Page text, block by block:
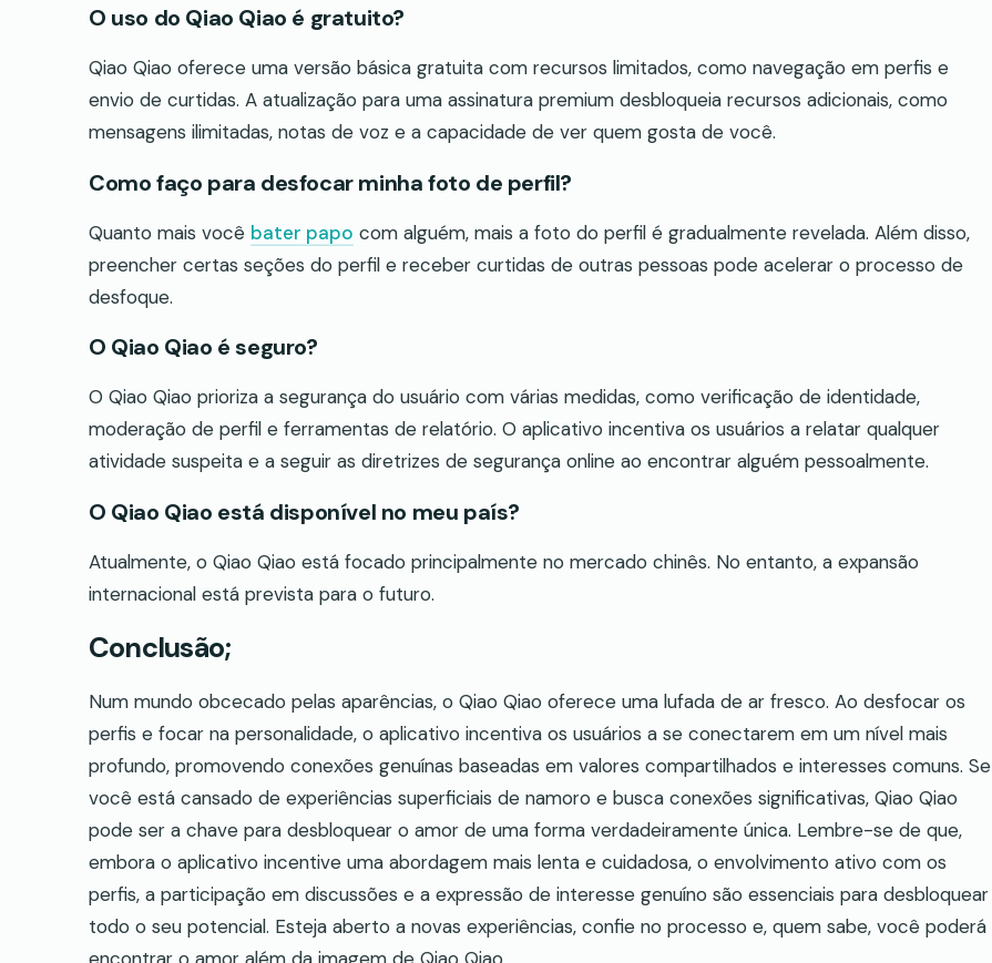
O uso do Qiao Qiao é gratuito?
Qiao Qiao oferece uma versão básica gratuita com recursos limitados, como navegação em perfis e
envio de curtidas. A atualização para uma assinatura premium desbloqueia recursos adicionais, como
mensagens ilimitadas, notas de voz e a capacidade de ver quem gosta de você.
Como faço para desfocar minha foto de perfil?
Quanto mais você bater papo com alguém, mais a foto do perfil é gradualmente revelada. Além disso,
preencher certas seções do perfil e receber curtidas de outras pessoas pode acelerar o processo de
desfoque.
O Qiao Qiao é seguro?
O Qiao Qiao prioriza a segurança do usuário com várias medidas, como verificação de identidade,
moderação de perfil e ferramentas de relatório. O aplicativo incentiva os usuários a relatar qualquer
atividade suspeita e a seguir as diretrizes de segurança online ao encontrar alguém pessoalmente.
O Qiao Qiao está disponível no meu país?
Atualmente, o Qiao Qiao está focado principalmente no mercado chinês. No entanto, a expansão
internacional está prevista para o futuro.
Conclusão;
Num mundo obcecado pelas aparências, o Qiao Qiao oferece uma lufada de ar fresco. Ao desfocar os
perfis e focar na personalidade, o aplicativo incentiva os usuários a se conectarem em um nível mais
profundo, promovendo conexões genuínas baseadas em valores compartilhados e interesses comuns. Se
você está cansado de experiências superficiais de namoro e busca conexões significativas, Qiao Qiao
pode ser a chave para desbloquear o amor de uma forma verdadeiramente única. Lembre-se de que,
embora o aplicativo incentive uma abordagem mais lenta e cuidadosa, o envolvimento ativo com os
perfis, a participação em discussões e a expressão de interesse genuíno são essenciais para desbloquear
todo o seu potencial. Esteja aberto a novas experiências, confie no processo e, quem sabe, você poderá